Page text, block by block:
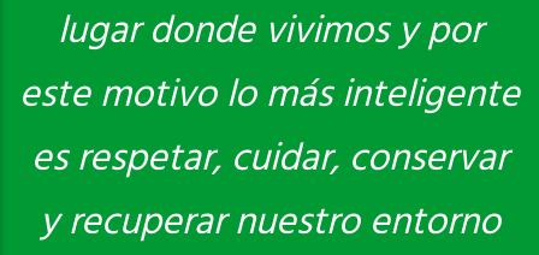
lugar donde vivimos y por
este motivo lo más inteligente
es respetar, cuidar, conservar
y recuperar nuestro entorno